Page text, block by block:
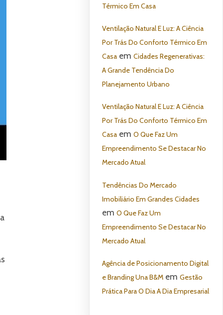
Térmico Em Casa
Ventilação Natural E Luz: A Ciência
Por Trás Do Conforto Térmico Em
Casa emCidades Regenerativas:
A Grande Tendência Do
Planejamento Urbano
Ventilação Natural E Luz: A Ciência
Por Trás Do Conforto Térmico Em
Casa emO Que Faz Um
Empreendimento Se Destacar No
Mercado Atual
Tendências Do Mercado
Imobiliário Em Grandes Cidades
emO Que Faz Um
Empreendimento Se Destacar No
Mercado Atual
Agência de Posicionamento Digital
e Branding Una B&M emGestão
Prática Para O Dia A Dia Empresarial